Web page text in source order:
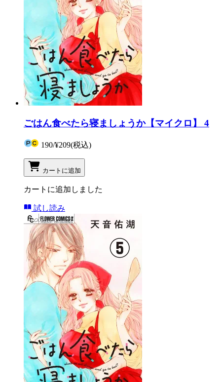
ごはん食べたら寝ましょうか【マイクロ】 4
190/¥209(税込)
カートに追加
カートに追加しました
試し読み